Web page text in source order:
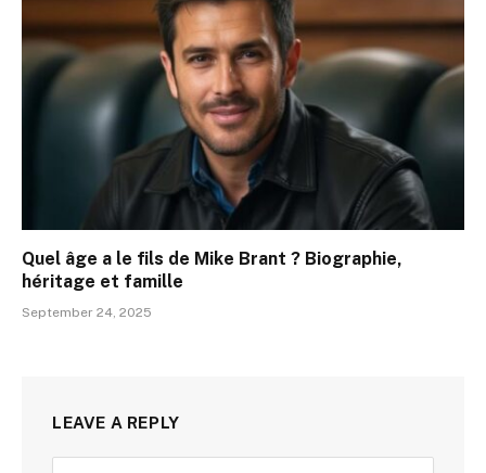
Quel âge a le fils de Mike Brant ? Biographie,
héritage et famille
September 24, 2025
LEAVE A REPLY